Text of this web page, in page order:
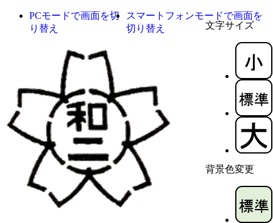
文字サイズ
背景色変更
PCモードで画面を切
り替え
スマートフォンモードで画面を
切り替え